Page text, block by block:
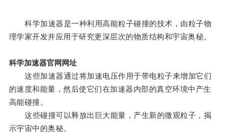
科学加速器是一种利用高能粒子碰撞的技术，由粒子物
理学家开发并应用于研究更深层次的物质结构和宇宙奥秘。
科学加速器官网网址
这些加速器通过将加速电压作用于带电粒子来增加它们
的速度和能量，然后使它们在加速器内部的真空环境中产生
高能碰撞。
这些碰撞可以释放出巨大能量，产生新的微观粒子，揭
示宇宙中的奥秘。